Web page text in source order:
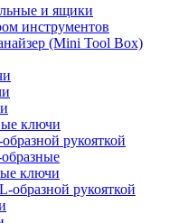
и ящики
инструментов
(Mini Tool Box)
ключи
рукояткой
ключи
рукояткой